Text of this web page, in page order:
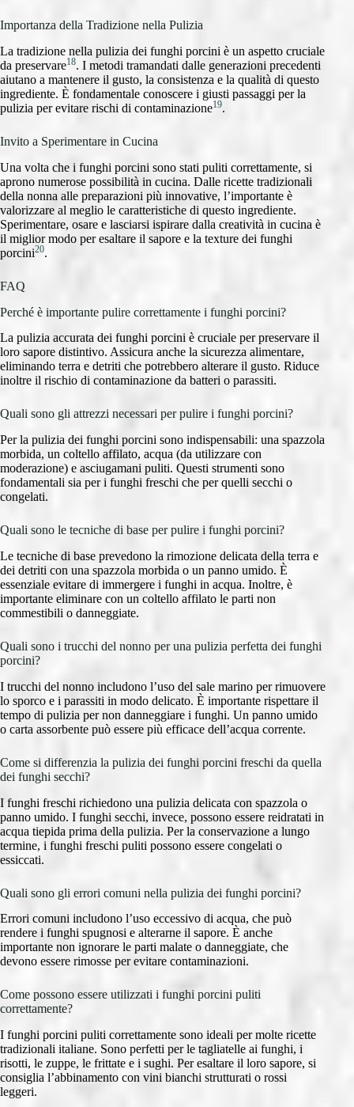
Importanza della Tradizione nella Pulizia
La tradizione nella pulizia dei funghi porcini è un aspetto cruciale
da preservare18. I metodi tramandati dalle generazioni precedenti
aiutano a mantenere il gusto, la consistenza e la qualità di questo
ingrediente. È fondamentale conoscere i giusti passaggi per la
pulizia per evitare rischi di contaminazione19.
Invito a Sperimentare in Cucina
Una volta che i funghi porcini sono stati puliti correttamente, si
aprono numerose possibilità in cucina. Dalle ricette tradizionali
della nonna alle preparazioni più innovative, l’importante è
valorizzare al meglio le caratteristiche di questo ingrediente.
Sperimentare, osare e lasciarsi ispirare dalla creatività in cucina è
il miglior modo per esaltare il sapore e la texture dei funghi
porcini20.
FAQ
Perché è importante pulire correttamente i funghi porcini?
La pulizia accurata dei funghi porcini è cruciale per preservare il
loro sapore distintivo. Assicura anche la sicurezza alimentare,
eliminando terra e detriti che potrebbero alterare il gusto. Riduce
inoltre il rischio di contaminazione da batteri o parassiti.
Quali sono gli attrezzi necessari per pulire i funghi porcini?
Per la pulizia dei funghi porcini sono indispensabili: una spazzola
morbida, un coltello affilato, acqua (da utilizzare con
moderazione) e asciugamani puliti. Questi strumenti sono
fondamentali sia per i funghi freschi che per quelli secchi o
congelati.
Quali sono le tecniche di base per pulire i funghi porcini?
Le tecniche di base prevedono la rimozione delicata della terra e
dei detriti con una spazzola morbida o un panno umido. È
essenziale evitare di immergere i funghi in acqua. Inoltre, è
importante eliminare con un coltello affilato le parti non
commestibili o danneggiate.
Quali sono i trucchi del nonno per una pulizia perfetta dei funghi
porcini?
I trucchi del nonno includono l’uso del sale marino per rimuovere
lo sporco e i parassiti in modo delicato. È importante rispettare il
tempo di pulizia per non danneggiare i funghi. Un panno umido
o carta assorbente può essere più efficace dell’acqua corrente.
Come si differenzia la pulizia dei funghi porcini freschi da quella
dei funghi secchi?
I funghi freschi richiedono una pulizia delicata con spazzola o
panno umido. I funghi secchi, invece, possono essere reidratati in
acqua tiepida prima della pulizia. Per la conservazione a lungo
termine, i funghi freschi puliti possono essere congelati o
essiccati.
Quali sono gli errori comuni nella pulizia dei funghi porcini?
Errori comuni includono l’uso eccessivo di acqua, che può
rendere i funghi spugnosi e alterarne il sapore. È anche
importante non ignorare le parti malate o danneggiate, che
devono essere rimosse per evitare contaminazioni.
Come possono essere utilizzati i funghi porcini puliti
correttamente?
I funghi porcini puliti correttamente sono ideali per molte ricette
tradizionali italiane. Sono perfetti per le tagliatelle ai funghi, i
risotti, le zuppe, le frittate e i sughi. Per esaltare il loro sapore, si
consiglia l’abbinamento con vini bianchi strutturati o rossi
leggeri.